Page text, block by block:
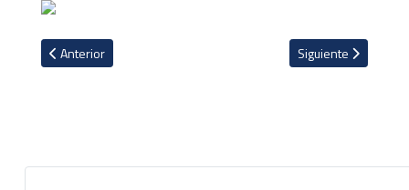
Artículo anterior: Óscar Ramírez sobre la participación de la Liga
Anterior Artículo siguiente:
Siguiente